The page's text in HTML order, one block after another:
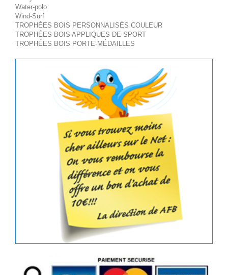
Water-polo
Wind-Surf
TROPHÉES BOIS PERSONNALISÉS COULEUR
TROPHÉES BOIS APPLIQUES DE SPORT
TROPHÉES BOIS PORTE-MÉDAILLES